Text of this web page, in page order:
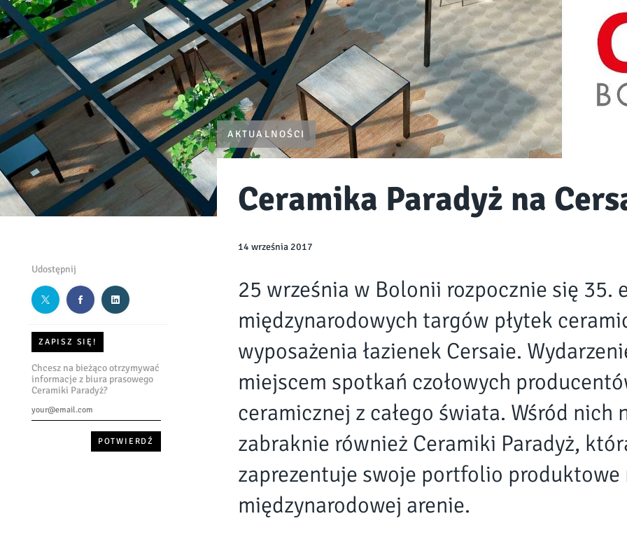
Udostępnij
ZAPISZ SIĘ!
Chcesz na bieżąco otrzymywać
informacje z biura prasowego
Ceramiki Paradyż?
AKTUALNOŚCI
Ceramika Paradyż na
14 września 2017
25 września w Bolonii rozpocznie się 35.
międzynarodowych targów płytek
wyposażenia łazienek Cersaie.
miejscem spotkań czołowych
ceramicznej z całego świata. Wśród nich
zabraknie również Ceramiki Paradyż,
zaprezentuje swoje portfolio produktowe
międzynarodowej arenie.